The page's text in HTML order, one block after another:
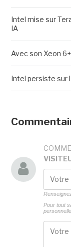
Intel mise sur
IA
Avec son Xeon
Intel persiste sur
Pour tout